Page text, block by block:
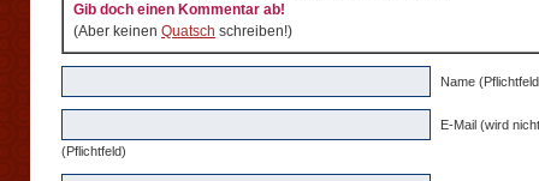
Gib doch einen Kommentar ab!
(Aber keinen Quatsch schreiben!)
Name
E-Mail (wird
(Pflichtfeld)